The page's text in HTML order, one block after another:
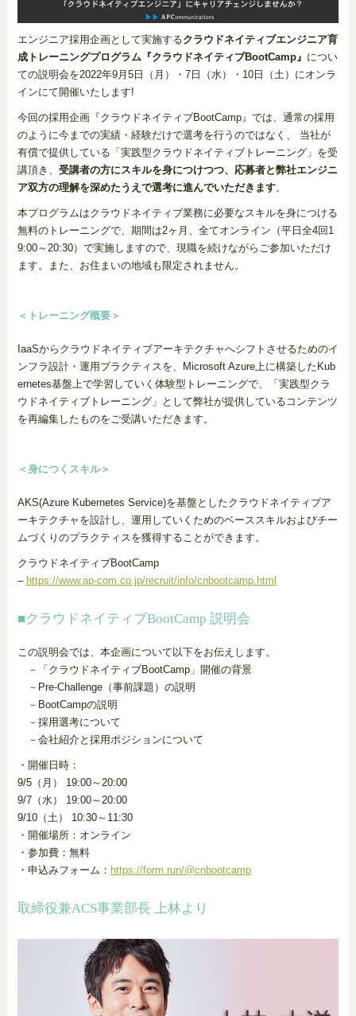
エンジニア採用企画として実施するクラウドネイティブエンジニア育
成トレーニングプログラム『クラウドネイティブBootCamp』 につい
ての説明会を2022年9月5日（月）・7日（水）・10日（土）にオンラ
インにて開催いたします!
今回の採用企画『クラウドネイティブBootCamp』では、通常の採用
のように今までの実績・経験だけで選考を行うのではなく、 当社が
有償で提供している「実践型クラウドネイティブトレーニング」を受
講頂き、 受講者の方にスキルを身につけつつ、応募者と弊社エンジニ
ア双方の理解を深めたうえで選考に進んでいただきます。
本プログラムはクラウドネイティブ業務に必要なスキルを身につける
無料のトレーニングで、期間は2ヶ月、全てオンライン（平日全4回1
9:00～20:30）で実施しますので、現職を続けながらご参加いただけ
ます。また、お住まいの地域も限定されません。
＜トレーニング概要＞
IaaSからクラウドネイティブアーキテクチャへシフトさせるためのイ
ンフラ設計・運用プラクティスを、Microsoft Azure上に構築したKub
ernetes基盤上で学習していく体験型トレーニングで、「実践型クラ
ウドネイティブトレーニング」として弊社が提供しているコンテンツ
を再編集したものをご受講いただきます。
＜身につくスキル＞
AKS(Azure Kubernetes Service)を基盤としたクラウドネイティブア
ーキテクチャを設計し、運用していくためのベーススキルおよびチー
ムづくりのプラクティスを獲得することができます。
クラウドネイティブBootCamp
– https://www.ap-com.co.jp/recruit/info/cnbootcamp.html
■クラウドネイティブBootCamp 説明会
この説明会では、本企画について以下をお伝えします。
－「クラウドネイティブBootCamp」開催の背景
－Pre-Challenge（事前課題）の説明
－BootCampの説明
－採用選考について
－会社紹介と採用ポジションについて
・開催日時：
9/5（月） 19:00～20:00
9/7（水） 19:00～20:00
9/10（土） 10:30～11:30
・開催場所：オンライン
・参加費：無料
・申込みフォーム： https://form.run/@cnbootcamp
取締役兼ACS事業部長 上林より